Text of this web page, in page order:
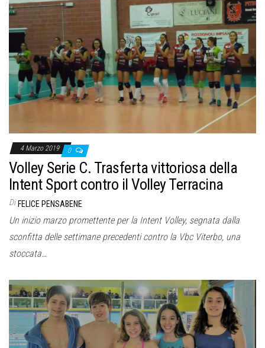
4 Marzo 2019 0
Volley Serie C. Trasferta vittoriosa della
Intent Sport contro il Volley Terracina
Di FELICE PENSABENE
Un inizio marzo promettente per la Intent Volley, segnata dalla
sconfitta delle settimane precedenti contro la Vbc Viterbo, una
stoccata…